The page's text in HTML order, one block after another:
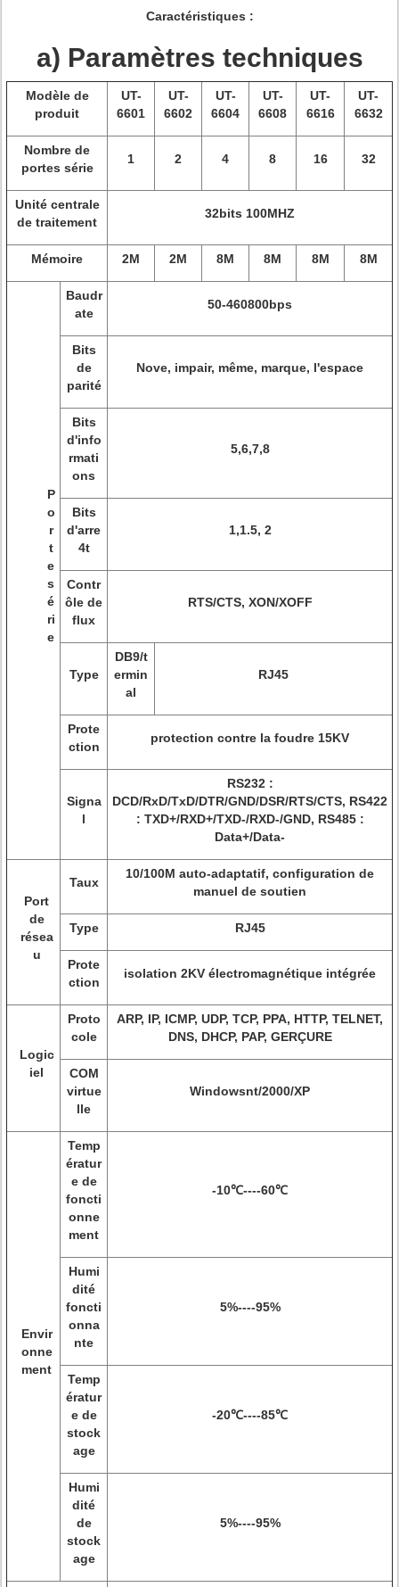
Caractéristiques :
a) Paramètres techniques
Modèle de
produit
UT-
6601
UT-
6602
UT-
6604
UT-
6608
UT-
6616
UT-
6632
Nombre de
portes série
1 2 4 8 16 32
Unité centrale
de traitement
32bits 100MHZ
Mémoire 2M 2M 8M 8M 8M 8M
P
o
r
t
e
s
é
ri
e
Baudr
ate
50-460800bps
Bits
de
parité
Nove, impair, même, marque, l'espace
Bits
d'info
rmati
ons
5,6,7,8
Bits
d'arre
4t
1,1.5, 2
Contr
ôle de
flux
RTS/CTS, XON/XOFF
Type
DB9/t
ermin
al
RJ45
Prote
ction
protection contre la foudre 15KV
Signa
l
RS232 :
DCD/RxD/TxD/DTR/GND/DSR/RTS/CTS, RS422
: TXD+/RXD+/TXD-/RXD-/GND, RS485 :
Data+/Data-
Port
de
résea
u
Taux
10/100M auto-adaptatif, configuration de
manuel de soutien
Type RJ45
Prote
ction
isolation 2KV électromagnétique intégrée
Logic
iel
Proto
cole
ARP, IP, ICMP, UDP, TCP, PPA, HTTP, TELNET,
DNS, DHCP, PAP, GERÇURE
COM
virtue
lle
Windowsnt/2000/XP
Envir
onne
ment
Temp
ératur
e de
foncti
onne
ment
-10℃----60℃
Humi
dité
foncti
onna
nte
5%----95%
Temp
ératur
e de
stock
age
-20℃----85℃
Humi
dité
de
stock
age
5%----95%